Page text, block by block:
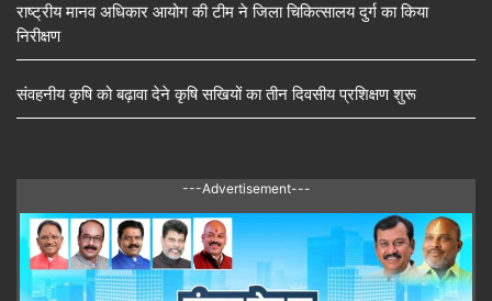
राष्ट्रीय मानव अधिकार आयोग की टीम ने जिला चिकित्सालय दुर्ग का किया
निरीक्षण
संवहनीय कृषि को बढ़ावा देने कृषि सखियों का तीन दिवसीय प्रशिक्षण शुरू
---Advertisement---